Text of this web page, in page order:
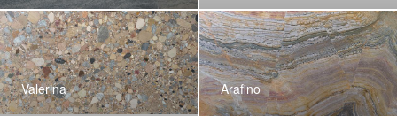
Valerina Arafino